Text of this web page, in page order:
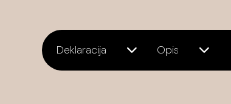
Deklaracija Opis